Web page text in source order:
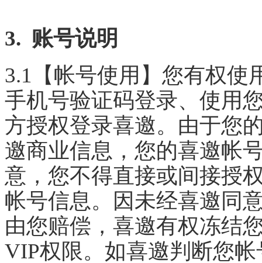
3. 账号说明
3.1【帐号使用】您有权使
手机号验证码登录、使用
方授权登录喜邀。由于您
邀商业信息，您的喜邀帐
意，您不得直接或间接授
帐号信息。因未经喜邀同
由您赔偿，喜邀有权冻结
VIP权限。如喜邀判断您